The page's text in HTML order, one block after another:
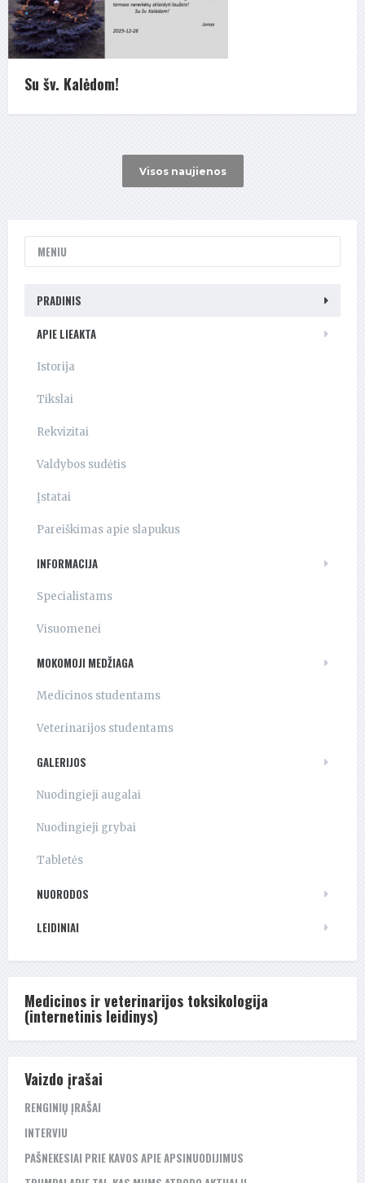
Su šv. Kalėdom!
Visos naujienos
MENIU
PRADINIS
APIE LIEAKTA
Istorija
Tikslai
Rekvizitai
Valdybos sudėtis
Įstatai
Pareiškimas apie slapukus
INFORMACIJA
Specialistams
Visuomenei
MOKOMOJI MEDŽIAGA
Medicinos studentams
Veterinarijos studentams
GALERIJOS
Nuodingieji augalai
Nuodingieji grybai
Tabletės
NUORODOS
LEIDINIAI
Medicinos ir veterinarijos toksikologija
(internetinis leidinys)
Vaizdo įrašai
RENGINIŲ ĮRAŠAI
INTERVIU
PAŠNEKESIAI PRIE KAVOS APIE APSINUODIJIMUS